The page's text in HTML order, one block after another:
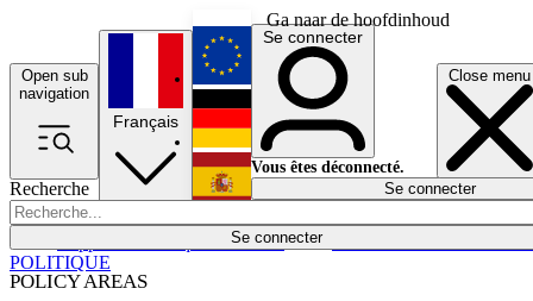
Ga naar de hoofdinhoud
Open sub
navigation
Close menu
Recherche
Se connecter
POLICY AREAS
Économie
Français
English
Deutsch
Español
Se connecter
Vous êtes déconnecté.
Se connecter
POLITIQUE